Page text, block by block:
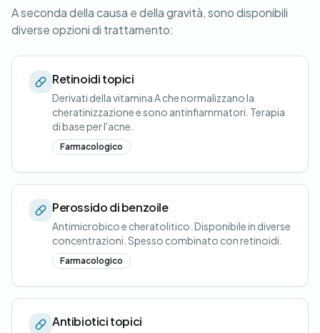
A seconda della causa e della gravità, sono disponibili
diverse opzioni di trattamento:
Retinoidi topici
Derivati della vitamina A che normalizzano la
cheratinizzazione e sono antinfiammatori. Terapia
di base per l'acne.
Farmacologico
Perossido di benzoile
Antimicrobico e cheratolitico. Disponibile in diverse
concentrazioni. Spesso combinato con retinoidi.
Farmacologico
Antibiotici topici